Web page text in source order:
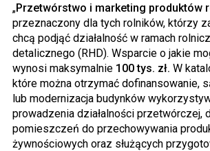
„Przetwórstwo i marketing produktów
przeznaczony dla tych rolników, którzy
chcą podjąć działalność w ramach
detalicznego (RHD). Wsparcie o jakie
wynosi maksymalnie 100 tys. zł. W
które można otrzymać dofinansowanie,
lub modernizacja budynków
prowadzenia działalności przetwórczej,
pomieszczeń do przechowywania
żywnościowych oraz służących